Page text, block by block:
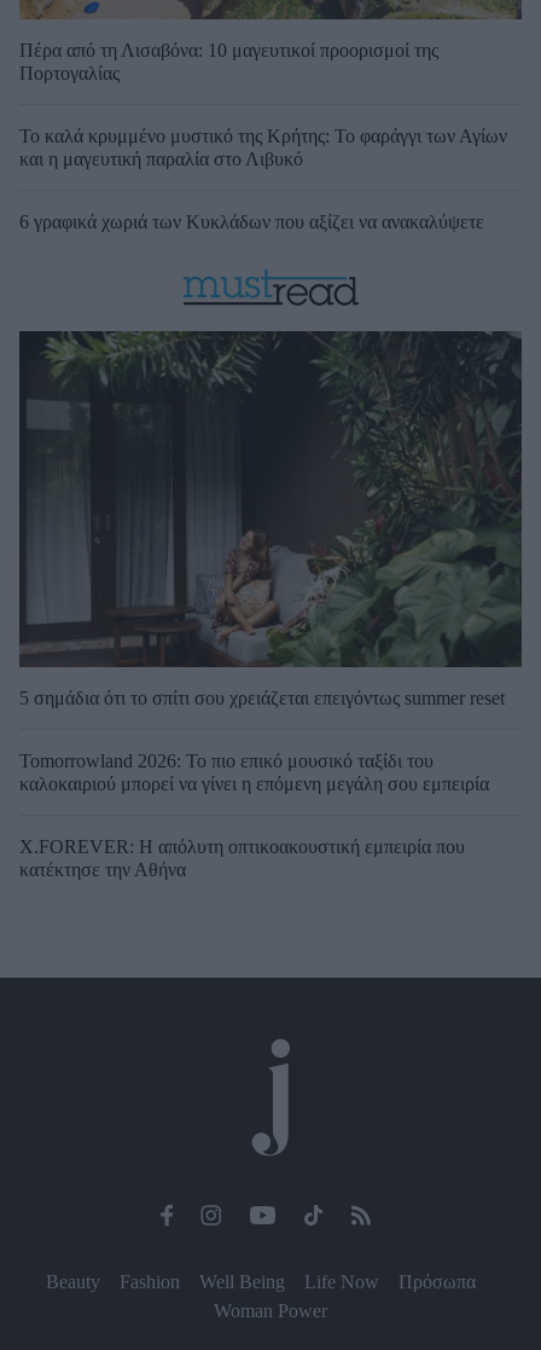
Πέρα από τη Λισαβόνα: 10 μαγευτικοί προορισμοί της
Πορτογαλίας
Το καλά κρυμμένο μυστικό της Κρήτης: Το φαράγγι των Αγίων
και η μαγευτική παραλία στο Λιβυκό
6 γραφικά χωριά των Κυκλάδων που αξίζει να ανακαλύψετε
5 σημάδια ότι το σπίτι σου χρειάζεται επειγόντως summer reset
Tomorrowland 2026: Το πιο επικό μουσικό ταξίδι του
καλοκαιριού μπορεί να γίνει η επόμενη μεγάλη σου εμπειρία
X.FOREVER: Η απόλυτη οπτικοακουστική εμπειρία που
κατέκτησε την Αθήνα
Beauty Fashion Well Being Life Now
Πρόσωπα
Woman Power